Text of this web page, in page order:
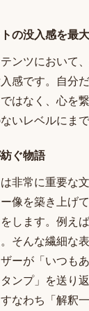
の没入感を最
ンツにおいて
感です。自分
はなく、心を
いレベルにま
ぐ物語
非常に重要な
像を築き上げ
します。例え
そんな繊細な
ーが「いつも
ンプ」を送り
なわち「解釈